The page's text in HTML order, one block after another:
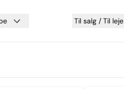
Til salg / Til leje